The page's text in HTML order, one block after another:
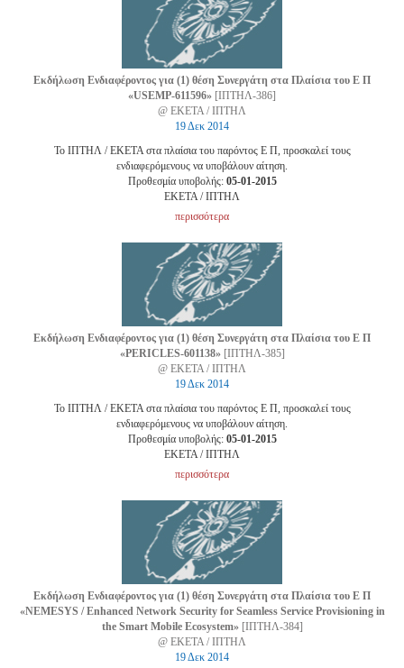
Εκδήλωση Ενδιαφέροντος για (1) θέση Συνεργάτη στα Πλαίσια του Ε Π
«USEMP-611596» [ΙΠΤΗΛ-386]
@ ΕΚΕΤΑ / ΙΠΤΗΛ
19 Δεκ 2014
Το ΙΠΤΗΛ / ΕΚΕΤΑ στα πλαίσια του παρόντος Ε Π, προσκαλεί τους
ενδιαφερόμενους να υποβάλουν αίτηση.
Προθεσμία υποβολής: 05-01-2015
EKETA / ΙΠΤΗΛ
περισσότερα
Εκδήλωση Ενδιαφέροντος για (1) θέση Συνεργάτη στα Πλαίσια του Ε Π
«PERICLES-601138» [ΙΠΤΗΛ-385]
@ ΕΚΕΤΑ / ΙΠΤΗΛ
19 Δεκ 2014
Το ΙΠΤΗΛ / ΕΚΕΤΑ στα πλαίσια του παρόντος Ε Π, προσκαλεί τους
ενδιαφερόμενους να υποβάλουν αίτηση.
Προθεσμία υποβολής: 05-01-2015
EKETA / ΙΠΤΗΛ
περισσότερα
Εκδήλωση Ενδιαφέροντος για (1) θέση Συνεργάτη στα Πλαίσια του Ε Π
«NEMESYS / Enhanced Network Security for Seamless Service Provisioning in
the Smart Mobile Ecosystem» [ΙΠΤΗΛ-384]
@ ΕΚΕΤΑ / ΙΠΤΗΛ
19 Δεκ 2014